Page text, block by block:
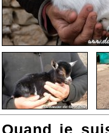
Quand je